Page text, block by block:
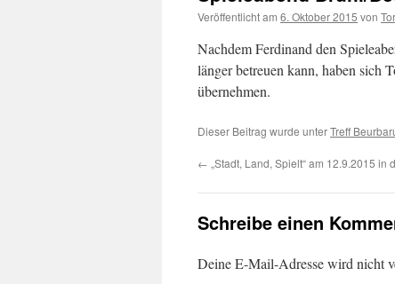
Veröffentlicht am 6. Oktober 2015 von
Nachdem Ferdinand den
länger betreuen kann, haben sich
übernehmen.
Dieser Beitrag wurde unterTreff
← „Stadt, Land, Spielt“ am 12.9.2015 in
Schreibe einen
Deine E-Mail-Adresse wird nicht